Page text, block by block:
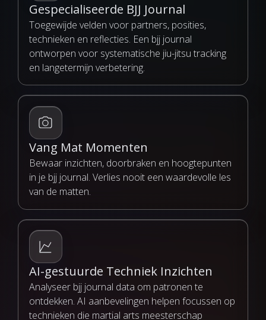
Gespecialiseerde BJJ Journal
Toegewijde velden voor partners, posities,
technieken en reflecties. Een bjj journal
ontworpen voor systematische jiu-jitsu tracking
en langetermijn verbetering.
Vang Mat Momenten
Bewaar inzichten, doorbraken en hoogtepunten
in je bjj journal. Verlies nooit een waardevolle les
van de matten.
AI-gestuurde Techniek Inzichten
Analyseer bjj journal data om patronen te
ontdekken. AI aanbevelingen helpen focussen op
technieken die martial arts meesterschap